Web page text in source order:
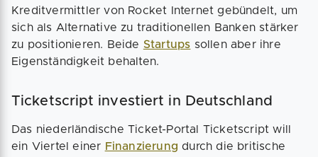
Kreditvermittler von Rocket Internet gebündelt, um
sich als Alternative zu traditionellen Banken stärker
zu positionieren. Beide Startups sollen aber ihre
Eigenständigkeit behalten.
Ticketscript investiert in Deutschland
Das niederländische Ticket-Portal Ticketscript will
ein Viertel einer Finanzierung durch die britische